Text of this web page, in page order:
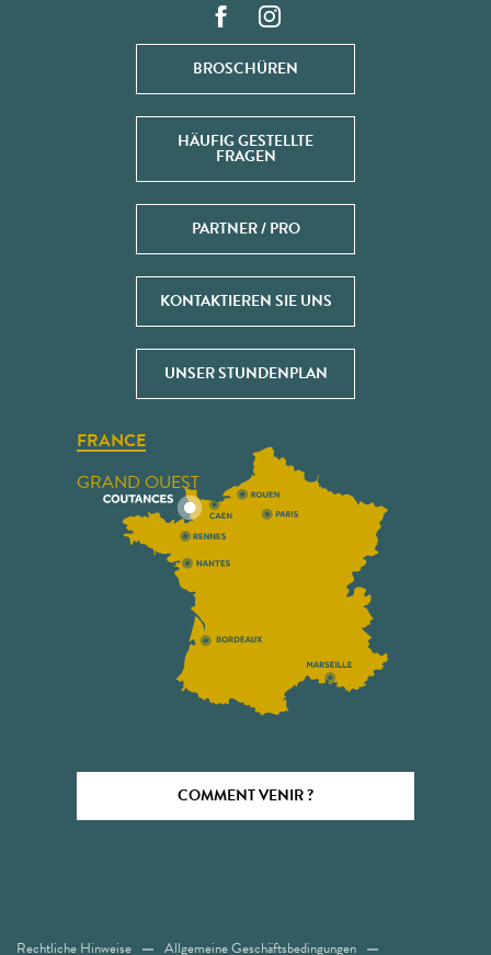
BROSCHÜREN
HÄUFIG GESTELLTE
FRAGEN
PARTNER / PRO
KONTAKTIEREN SIE UNS
UNSER STUNDENPLAN
FRANCE
GRAND OUEST
COMMENT VENIR ?
Rechtliche Hinweise Allgemeine Geschäftsbedingungen